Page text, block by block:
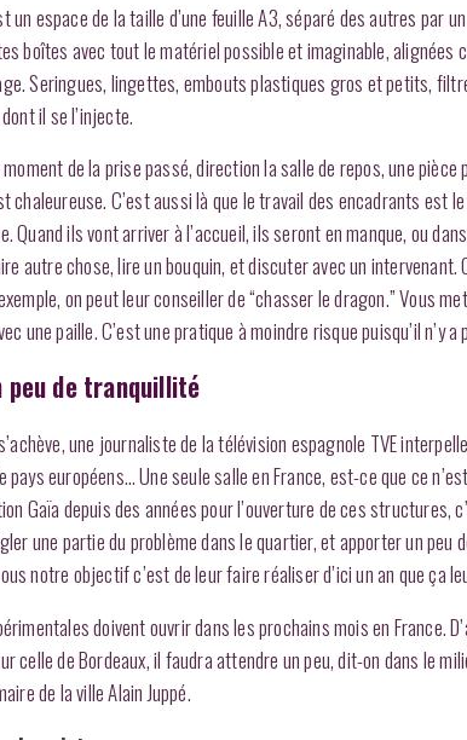
un espace de la taille d’une feuille A3, séparé des autres par
boîtes avec tout le matériel possible et imaginable,
Seringues, lingettes, embouts plastiques gros et petits,
il se l’injecte.
de la prise passé, direction la salle de repos, une
chaleureuse. C’est aussi là que le travail des encadrants est
Quand ils vont arriver à l’accueil, ils seront en manque, ou
autre chose, lire un bouquin, et discuter avec un
on peut leur conseiller de “chasser le dragon.” Vous
une paille. C’est une pratique à moindre risque puisqu’il n’y
peu de tranquillité
une journaliste de la télévision espagnole TVE
pays européens… Une seule salle en France, est-ce que ce
Gaïa depuis des années pour l’ouverture de ces structures,
une partie du problème dans le quartier, et apporter un
notre objectif c’est de leur faire réaliser d’ici un an que ça
doivent ouvrir dans les prochains mois en France.
celle de Bordeaux, il faudra attendre un peu, dit-on dans le
de la ville Alain Juppé.